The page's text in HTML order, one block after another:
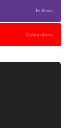
Follows
Subscribers